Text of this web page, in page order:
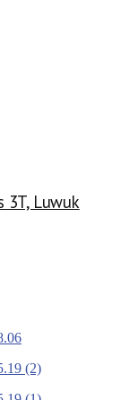
3T, Luwuk